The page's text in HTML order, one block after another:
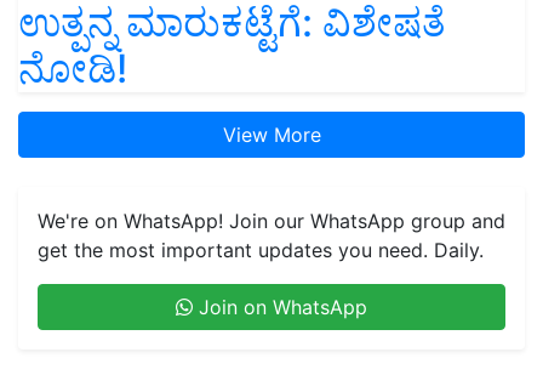
ಉತ್ಪನ್ನ ಮಾರುಕಟ್ಟೆಗೆ: ವಿಶೇಷತೆ
ನೋಡಿ!
View More
We're on WhatsApp! Join our WhatsApp group and
get the most important updates you need. Daily.
Join on WhatsApp